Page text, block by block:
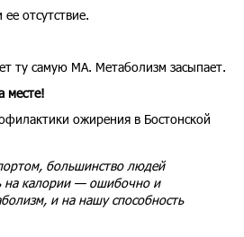
отсутствие.
ту самую МА. Метаболизм засыпает.
месте!
ожирения в Бостонской
большинство людей
на калории — ошибочно и
и на нашу способность